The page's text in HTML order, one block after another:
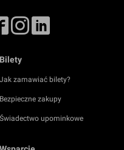
Bilety
Jak zamawiać bilety?
Bezpieczne zakupy
Świadectwo upominkowe